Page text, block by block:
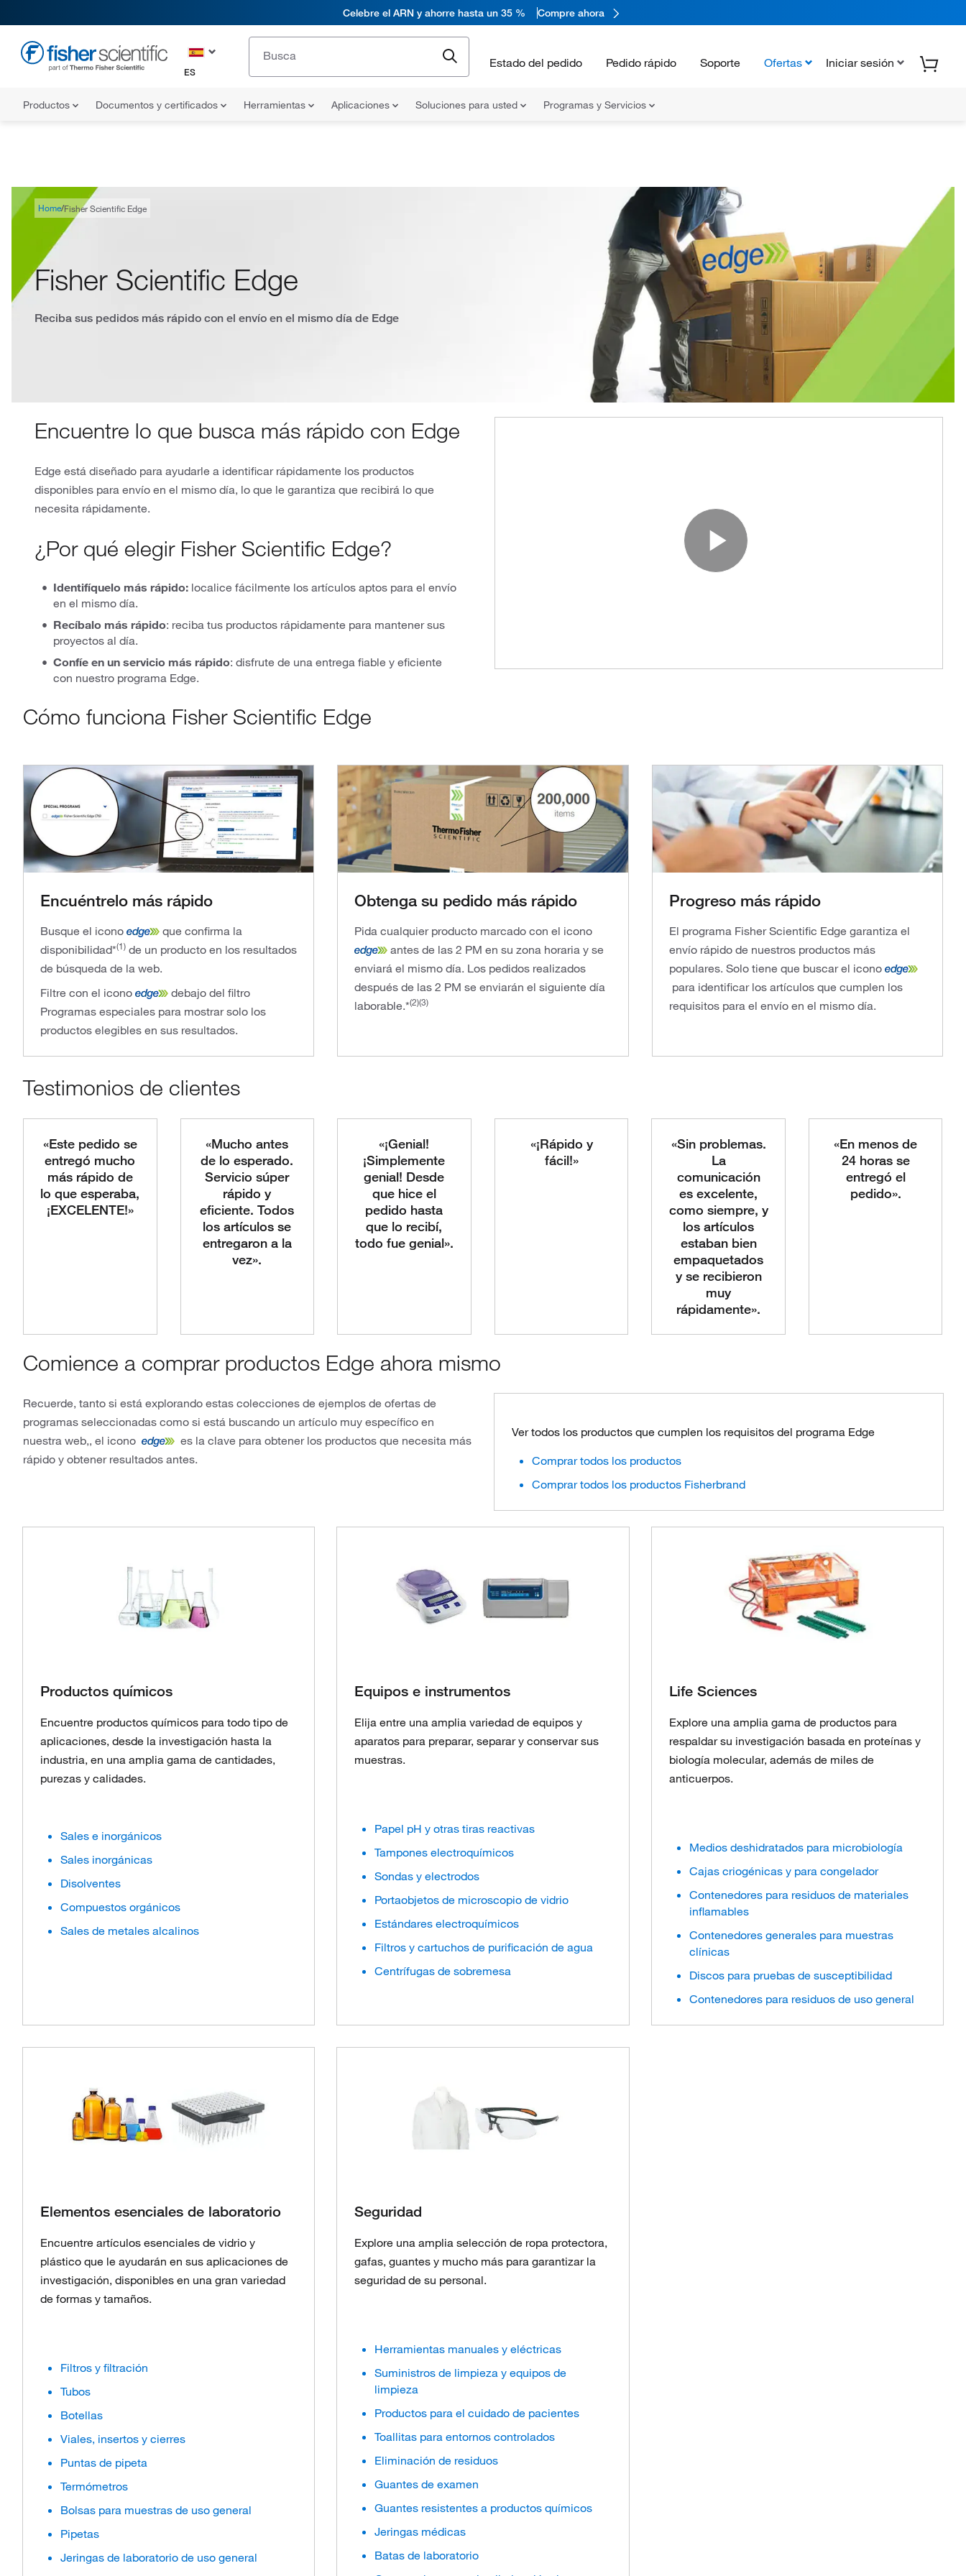
Celebre el ARN y ahorre hasta un 35 % Compre ahora
ES
Estado del pedido Pedido rápido Soporte Ofertas Iniciar sesión
Productos Documentos y certificados Herramientas Aplicaciones Soluciones para usted Programas y Servicios
Home Fisher Scientific Edge
Fisher Scientific Edge
Reciba sus pedidos más rápido con el envío en el mismo día de Edge
Encuentre lo que busca más rápido con Edge
Edge está diseñado para ayudarle a identificar rápidamente los productos
disponibles para envío en el mismo día, lo que le garantiza que recibirá lo que
necesita rápidamente.
¿Por qué elegir Fisher Scientific Edge?
Identifíquelo más rápido: localice fácilmente los artículos aptos para el envío
en el mismo día.
Recíbalo más rápido: reciba tus productos rápidamente para mantener sus
proyectos al día.
Confíe en un servicio más rápido: disfrute de una entrega fiable y eficiente
con nuestro programa Edge.
Play Video
Cómo funciona Fisher Scientific Edge
Encuéntrelo más rápido
Busque el icono
que confirma la
disponibilidad*(1) de un producto en los resultados
de búsqueda de la web.
Filtre con el icono
debajo del filtro
Programas especiales para mostrar solo los
productos elegibles en sus resultados.
Obtenga su pedido más rápido
Pida cualquier producto marcado con el icono
antes de las 2 PM en su zona horaria y se
enviará el mismo día. Los pedidos realizados
después de las 2 PM se enviarán el siguiente día
laborable.*(2)(3)
Progreso más rápido
El programa Fisher Scientific Edge garantiza el
envío rápido de nuestros productos más
populares. Solo tiene que buscar el icono
para identificar los artículos que cumplen los
requisitos para el envío en el mismo día.
Testimonios de clientes
«Este pedido se
entregó mucho
más rápido de
lo que esperaba,
¡EXCELENTE!»
«Mucho antes
de lo esperado.
Servicio súper
rápido y
eficiente. Todos
los artículos se
entregaron a la
vez».
«¡Genial!
¡Simplemente
genial! Desde
que hice el
pedido hasta
que lo recibí,
todo fue genial».
«¡Rápido y
fácil!»
«Sin problemas.
La
comunicación
es excelente,
como siempre, y
los artículos
estaban bien
empaquetados
y se recibieron
muy
rápidamente».
«En menos de
24 horas se
entregó el
pedido».
Comience a comprar productos Edge ahora mismo
Recuerde, tanto si está explorando estas colecciones de ejemplos de ofertas de
programas seleccionadas como si está buscando un artículo muy específico en
nuestra web,, el icono
es la clave para obtener los productos que necesita más
rápido y obtener resultados antes.
Ver todos los productos que cumplen los requisitos del programa Edge
Comprar todos los productos
Comprar todos los productos Fisherbrand
Productos químicos
Encuentre productos químicos para todo tipo de
aplicaciones, desde la investigación hasta la
industria, en una amplia gama de cantidades,
purezas y calidades.
Sales e inorgánicos
Sales inorgánicas
Disolventes
Compuestos orgánicos
Sales de metales alcalinos
Equipos e instrumentos
Elija entre una amplia variedad de equipos y
aparatos para preparar, separar y conservar sus
muestras.
Papel pH y otras tiras reactivas
Tampones electroquímicos
Sondas y electrodos
Portaobjetos de microscopio de vidrio
Estándares electroquímicos
Filtros y cartuchos de purificación de agua
Centrífugas de sobremesa
Life Sciences
Explore una amplia gama de productos para
respaldar su investigación basada en proteínas y
biología molecular, además de miles de
anticuerpos.
Medios deshidratados para microbiología
Cajas criogénicas y para congelador
Contenedores para residuos de materiales
inflamables
Contenedores generales para muestras
clínicas
Discos para pruebas de susceptibilidad
Contenedores para residuos de uso general
Elementos esenciales de laboratorio
Encuentre artículos esenciales de vidrio y
plástico que le ayudarán en sus aplicaciones de
investigación, disponibles en una gran variedad
de formas y tamaños.
Filtros y filtración
Tubos
Botellas
Viales, insertos y cierres
Puntas de pipeta
Termómetros
Bolsas para muestras de uso general
Pipetas
Jeringas de laboratorio de uso general
Seguridad
Explore una amplia selección de ropa protectora,
gafas, guantes y mucho más para garantizar la
seguridad de su personal.
Herramientas manuales y eléctricas
Suministros de limpieza y equipos de
limpieza
Productos para el cuidado de pacientes
Toallitas para entornos controlados
Eliminación de residuos
Guantes de examen
Guantes resistentes a productos químicos
Jeringas médicas
Batas de laboratorio